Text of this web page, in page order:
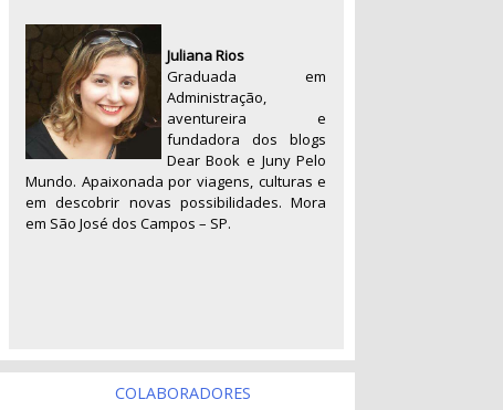
Juliana Rios
Graduada em
Administração,
aventureira e
fundadora dos blogs
Dear Book e Juny Pelo
Mundo. Apaixonada por viagens, culturas e
em descobrir novas possibilidades. Mora
em São José dos Campos – SP.
COLABORADORES